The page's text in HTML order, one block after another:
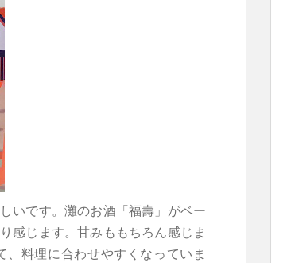
いです。灘のお酒「福壽」がベー
感じます。甘みももちろん感じま
料理に合わせやすくなっていま